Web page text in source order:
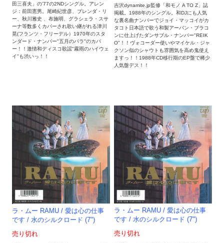
田三喜夫」の'77の2NDシングル。アレン
ジ：前田憲男。尾崎紀世彦、ブレンダ・リ
ー、秋川雅史 、布施明、グラシェラ・スサ
ーナ等数多くカバーされ歌い継がれる津川
晃(フランツ・フリーデル）1970年のスタ
ンダード・ナンバー"五月のバラ"のカバ
ー！！激情和ディスコ歌謡"霧雨のハイウェ
イ"も渋いっ！！
吉沢dynamite.jp監修「和モノ A TO Z」誌
掲載。1988年のシングル。和DJにも人気
な裏名曲ナンバーでジョイ・マッコイがカ
タコト日本語で歌う和製アーバン・ブラコ
ンに仕上げたダンサブル・ナンバー"REIK
O"！！ヴォコーダー使いやマイケル・ジャ
クソン似のシャウトも雰囲気を高め鬼使え
ますっ！！1988年CD移行期のEP盤で稀少
人気盤デス！！
ラ・ムー RAMU / 愛は心の仕事
です / 水のシルクロード (7")
売り切れ
ラ・ムー RAMU / 愛は心の仕事
です / 水のシルクロード (7")
売り切れ